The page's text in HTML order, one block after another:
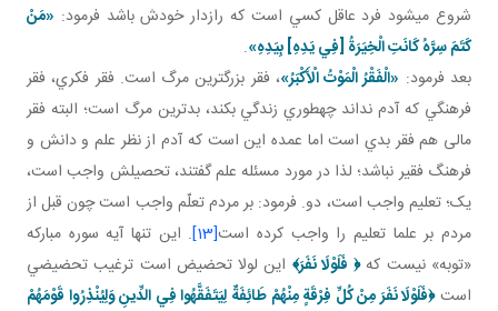
شروع مي شود فرد عاقل کسي است که رازدار خودش باشد فرمود: «مَنْ
كَتَمَ سِرَّهُ كَانَتِ الْخِيَرَةُ [فِي يَدِهِ‏] بِيَدِهِ‏».
بعد فرمود: «الْفَقْرُ الْمَوْتُ الْأَكْبَرُ»، فقر بزرگ ترين مرگ است. فقر فکري، فقر
فرهنگي که آدم نداند چه طوري زندگي بکند، بدترين مرگ است؛ البته فقر
مالی هم فقر بدي است اما عمده اين است که آدم از نظر علم و دانش و
فرهنگ فقير نباشد؛ لذا در مورد مسئله علم گفتند، تحصيلش واجب است،
يک؛ تعليم واجب است، دو. فرمود: بر مردم تعلّم واجب است چون قبل از
مردم بر علما تعليم را واجب کرده است[13]
. اين تنها آيه سوره مبارکه
«توبه» نيست که﴿ فَلَوْلَا نَفَرَ﴾ اين لولا تحضيض است ترغيب تحضيضي
است﴿فَلَوْلَا نَفَرَ مِنْ كُلِّ فِرْقَةٍ مِنْهُمْ طَائِفَةٌ لِيَتَفَقَّهُوا فِي الدِّينِوَلِيُنْذِرُوا قَوْمَهُمْ